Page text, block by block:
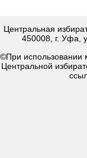
Центральная
450008, г. Уфа,
©При использовании
Центральной